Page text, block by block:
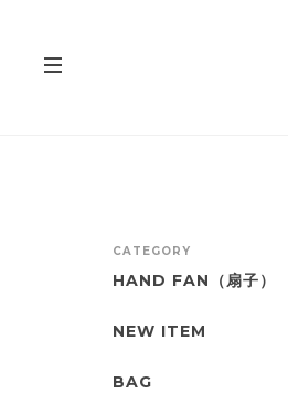
CATEGORY
HAND FAN（扇子）
NEW ITEM
BAG